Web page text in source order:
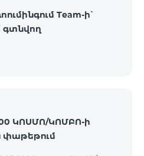
Team-ի՝
գտնվող
ԿՈՍՄՈ/ԿՈՄԲՈ-ի
փաթեթում